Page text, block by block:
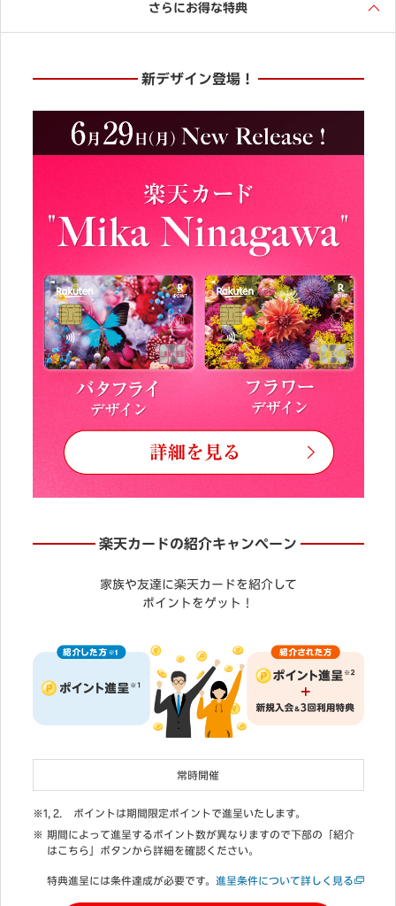
さらにお得な特典
新デザイン登場！
楽天カードの紹介キャンペーン
家族や友達に楽天カードを紹介して
ポイントをゲット！
常時開催
ポイントは期間限定ポイントで進呈いたします。
期間によって進呈するポイント数が異なりますので下部の「紹介
はこちら」ボタンから詳細を確認ください。
特典進呈には条件達成が必要です。 進呈条件について詳しく見る